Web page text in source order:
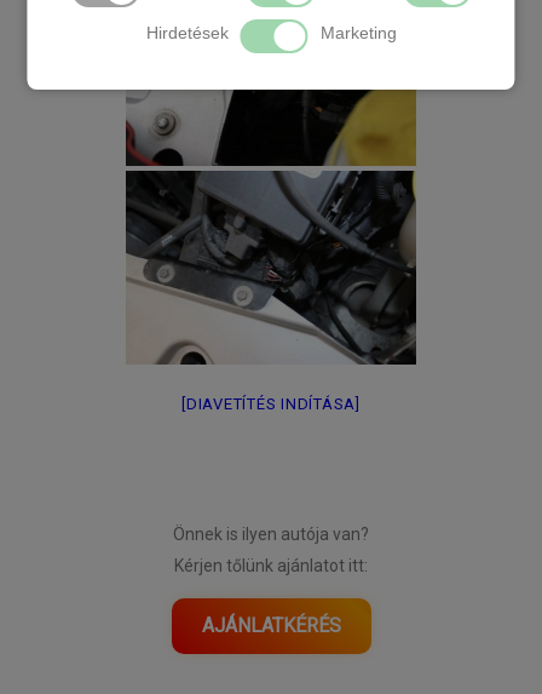
Hirdetések Marketing
[DIAVETÍTÉS INDÍTÁSA]
Önnek is ilyen autója van?
Kérjen tőlünk ajánlatot itt:
AJÁNLATKÉRÉS